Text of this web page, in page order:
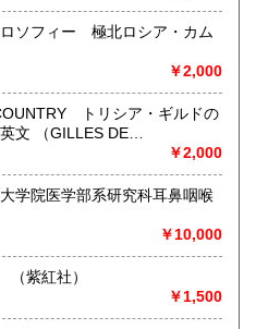
代文献、趣味、古書一般（そ
ロソフィー 極北ロシア・カム
￥2,000
DE
￥2,000
学院医学部系研究科耳鼻咽喉
￥10,000
染織の美13 コプト裂/紫 （紫紅社）
￥1,500